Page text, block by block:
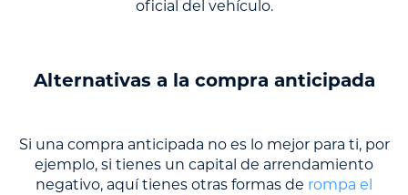
oficial del vehículo.
Alternativas a la compra anticipada
Si una compra anticipada no es lo mejor para ti, por
ejemplo, si tienes un capital de arrendamiento
negativo, aquí tienes otras formas de rompa el